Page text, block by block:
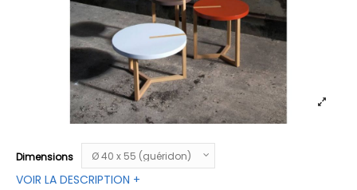
Dimensions
VOIR LA DESCRIPTION +